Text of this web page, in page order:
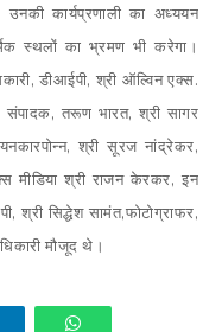
कार्यप्रणाली का अध्ययन
स्थलों का भ्रमण भी करेगा।
डीआईपी, श्री ऑल्विन एक्स.
संपादक, तरूण भारत, श्री सागर
श्री सूरज नांद्रेकर,
मीडिया श्री राजन केरकर, इन
श्री सिद्धेश सामंत,फोटोग्राफर,
मौजूद थे।